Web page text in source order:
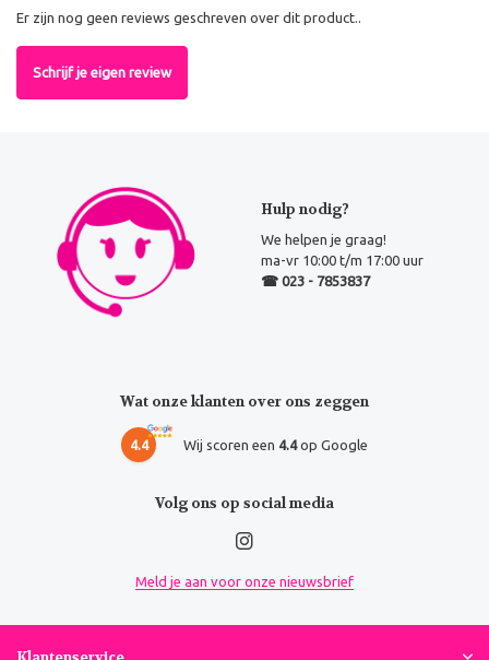
Er zijn nog geen reviews geschreven over dit product..
Schrijf je eigen review
Hulp nodig?
We helpen je graag!
ma-vr 10:00 t/m 17:00 uur
☎ 023 - 7853837
Wat onze klanten over ons zeggen
4.4 Wij scoren een 4.4op Google
Volg ons op social media
Meld je aan voor onze nieuwsbrief